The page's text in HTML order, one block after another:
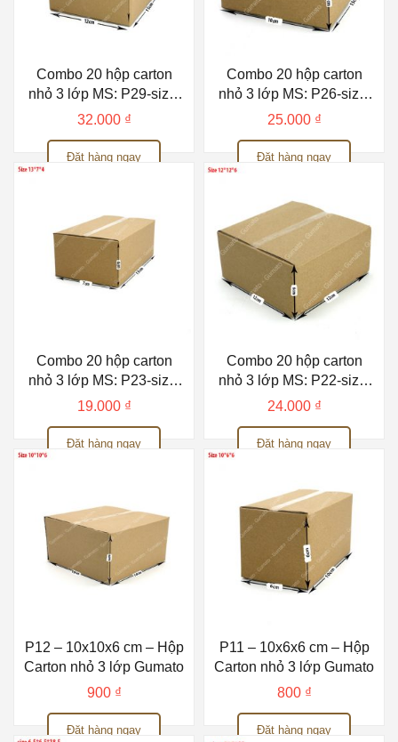
Combo 20 hộp carton
nhỏ 3 lớp MS: P29-size:
15x12x12 cm
32.000 ₫
Đặt hàng ngay
Combo 20 hộp carton
nhỏ 3 lớp MS: P26-size:
15x10x5 cm
25.000 ₫
Đặt hàng ngay
Combo 20 hộp carton
nhỏ 3 lớp MS: P23-size:
13x7x4 cm
19.000 ₫
Đặt hàng ngay
Combo 20 hộp carton
nhỏ 3 lớp MS: P22-size:
12x12x6 cm
24.000 ₫
Đặt hàng ngay
P12 – 10x10x6 cm – Hộp
Carton nhỏ 3 lớp Gumato
900 ₫
Đặt hàng ngay
P11 – 10x6x6 cm – Hộp
Carton nhỏ 3 lớp Gumato
800 ₫
Đặt hàng ngay